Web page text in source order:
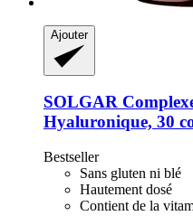
Ajouter
SOLGAR
Hyaluronique, 30
Bestseller
Sans gluten ni blé
Hautement dosé
Contient de la